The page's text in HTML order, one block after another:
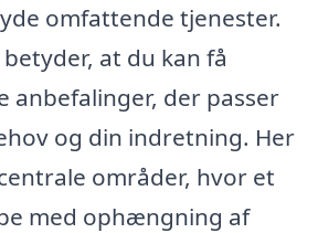
omfattende tjenester.
at du kan få
anbefalinger, der passer
og din indretning. Her
områder, hvor et
med ophængning af